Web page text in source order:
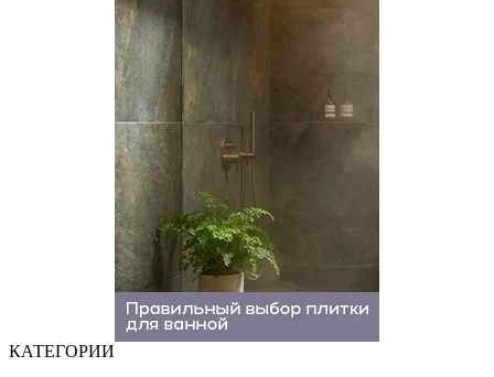
КАТЕГОРИИ